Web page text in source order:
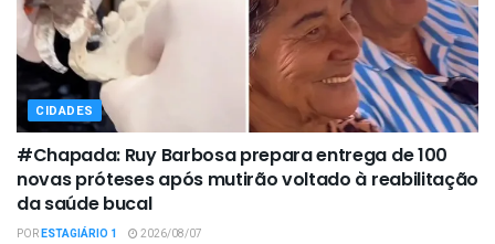
CIDADES
#Chapada: Ruy Barbosa prepara entrega de 100
novas próteses após mutirão voltado à reabilitação
da saúde bucal
PORESTAGIÁRIO 1 2026/08/07